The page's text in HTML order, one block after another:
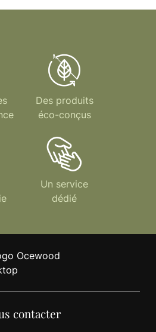
Des produits
éco-conçus
Un service
dédié
contacter